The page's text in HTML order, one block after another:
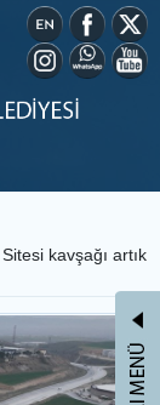
kavşağı artık